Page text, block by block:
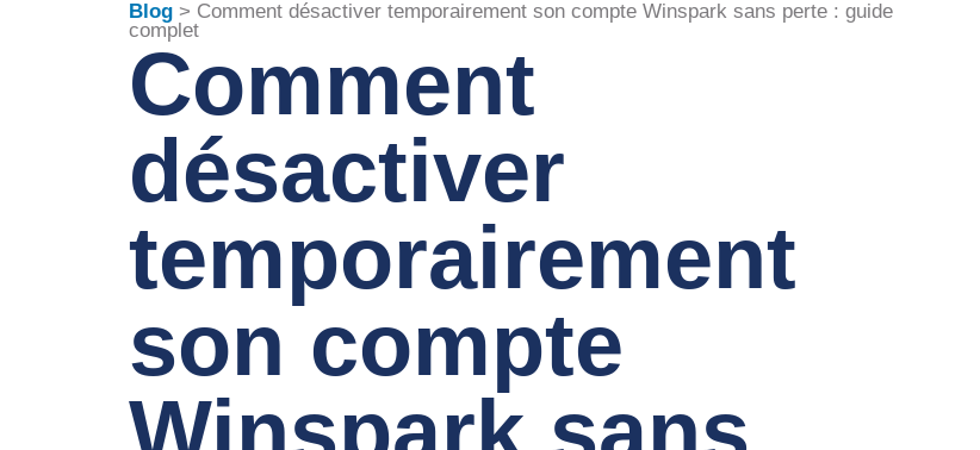
Blog> Comment désactiver temporairement son compte Winspark sans perte : guide
complet
Comment
désactiver
temporairement
son compte